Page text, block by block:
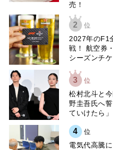
売！
2 位
2027年のF1
戦！ 航空券
シーズンチ
3 位
松村北斗と
野圭吾氏へ
ていけたら」
4 位
電気代高騰